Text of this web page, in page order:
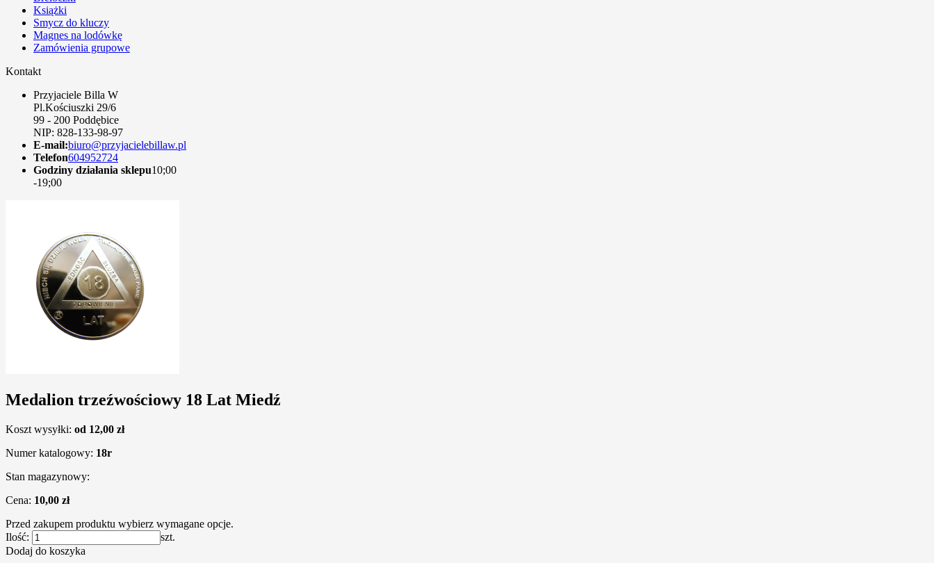
Książki
Smycz do kluczy
Magnes na lodówkę
Zamówienia grupowe
Kontakt
Przyjaciele Billa W
Pl.Kościuszki 29/6
99 - 200 Poddębice
NIP: 828-133-98-97
E-mail:biuro@przyjacielebillaw.pl
Telefon604952724
Godziny działania sklepu10;00
-19;00
Medalion trzeźwościowy 18 Lat Miedź
Koszt wysyłki: od 12,00 zł
Numer katalogowy: 18r
Stan magazynowy:
Cena: 10,00 zł
Przed zakupem produktu wybierz wymagane opcje.
Ilość:
szt.
Dodaj do koszyka